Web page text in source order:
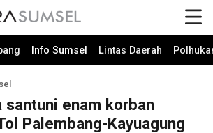
Info Sumsel Lintas Daerah
santuni enam korban
Palembang-Kayuagung